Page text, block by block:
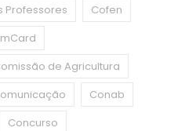
Professores
Cofen
de Agricultura
Conab
Concurso